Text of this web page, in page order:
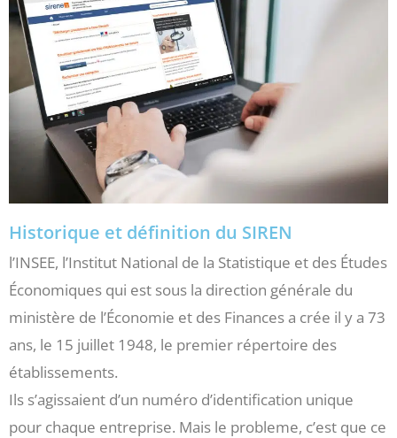
Historique et définition du SIREN
l’INSEE, l’Institut National de la Statistique et des Études
Économiques qui est sous la direction générale du
ministère de l’Économie et des Finances a crée il y a 73
ans, le 15 juillet 1948, le premier répertoire des
établissements.
Ils s’agissaient d’un numéro d’identification unique
pour chaque entreprise. Mais le probleme, c’est que ce